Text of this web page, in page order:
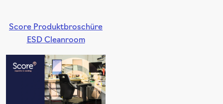
Score Produktbroschüre
ESD Cleanroom